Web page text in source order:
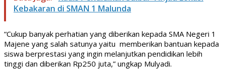
Kebakaran di SMAN 1 Malunda
“Cukup banyak perhatian yang diberikan kepada SMA Negeri 1
Majene yang salah satunya yaitu memberikan bantuan kepada
siswa berprestasi yang ingin melanjutkan pendidikan lebih
tinggi dan diberikan Rp250 juta,” ungkap Mulyadi.